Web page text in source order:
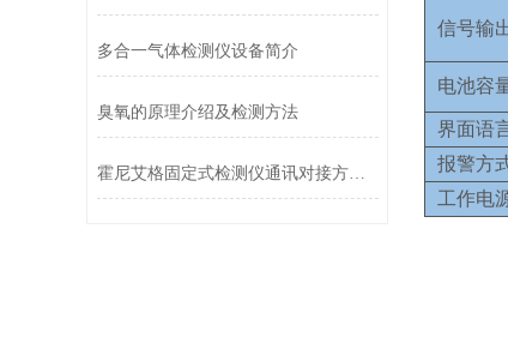
信号输
电池容
界面语
报警方
工作电
多合一气体检测仪设备简介
臭氧的原理介绍及检测方法
霍尼艾格固定式检测仪通讯对接方式的选择